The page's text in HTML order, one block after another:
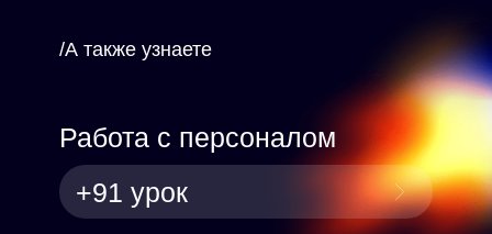
Работа с персоналом
/А также узнаете
+91 урок